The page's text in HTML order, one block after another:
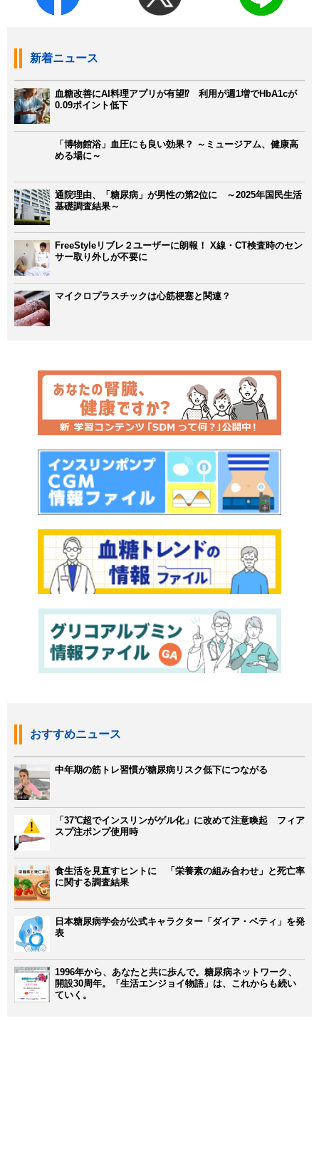
新着ニュース
血糖改善にAI料理アプリが有望⁉ 利用が週1増でHbA1cが
0.09ポイント低下
「博物館浴」血圧にも良い効果？ ～ミュージアム、健康高
める場に～
通院理由、「糖尿病」が男性の第2位に ～2025年国民生活
基礎調査結果～
FreeStyleリブレ２ユーザーに朗報！ X線・CT検査時のセン
サー取り外しが不要に
マイクロプラスチックは心筋梗塞と関連？
おすすめニュース
中年期の筋トレ習慣が糖尿病リスク低下につながる
「37℃超でインスリンがゲル化」に改めて注意喚起 フィア
スプ注ポンプ使用時
食生活を見直すヒントに 「栄養素の組み合わせ」と死亡率
に関する調査結果
日本糖尿病学会が公式キャラクター「ダイア・ベティ」を発
表
1996年から、あなたと共に歩んで。糖尿病ネットワーク、
開設30周年。「生活エンジョイ物語」は、これからも続い
ていく。